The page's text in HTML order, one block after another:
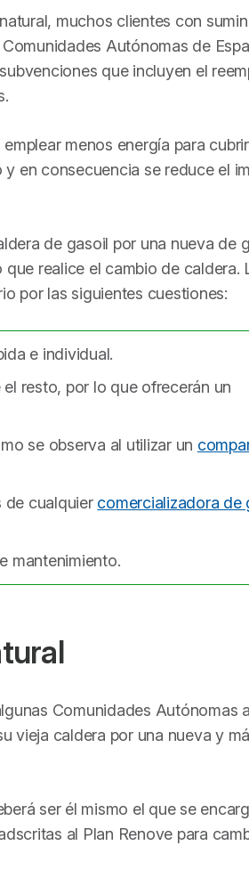
muchos clientes con
Autónomas de
que incluyen el
menos energía para
en consecuencia se reduce el
de gasoil por una nueva de
realice el cambio de caldera.
por las siguientes cuestiones:
e individual.
resto, por lo que ofrecerán un
se observa al utilizar un
de cualquier comercializadora de
mantenimiento.
Comunidades Autónomas a
vieja caldera por una nueva y
ser él mismo el que se
al Plan Renove para